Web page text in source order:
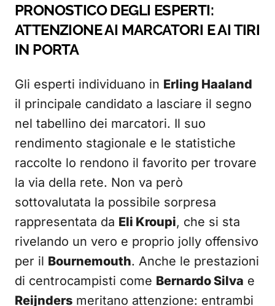
PRONOSTICO DEGLI ESPERTI:
ATTENZIONE AI MARCATORI E AI TIRI
IN PORTA
Gli esperti individuano in Erling Haaland
il principale candidato a lasciare il segno
nel tabellino dei marcatori. Il suo
rendimento stagionale e le statistiche
raccolte lo rendono il favorito per trovare
la via della rete. Non va però
sottovalutata la possibile sorpresa
rappresentata da Eli Kroupi, che si sta
rivelando un vero e proprio jolly offensivo
per il Bournemouth. Anche le prestazioni
di centrocampisti come Bernardo Silva e
Reijnders meritano attenzione: entrambi